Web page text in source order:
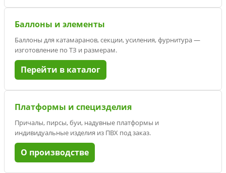
Баллоны и элементы
Баллоны для катамаранов, секции, усиления, фурнитура —
изготовление по ТЗ и размерам.
Перейти в каталог
Платформы и специзделия
Причалы, пирсы, буи, надувные платформы и
индивидуальные изделия из ПВХ под заказ.
О производстве